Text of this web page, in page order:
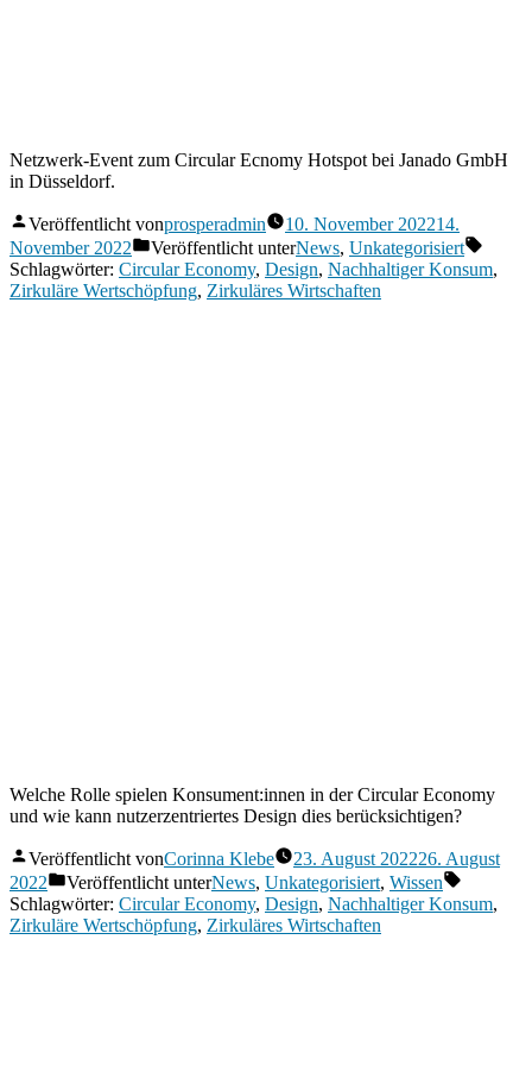
Netzwerk-Event zum Circular Ecnomy Hotspot bei Janado GmbH
in Düsseldorf.
Veröffentlicht vonprosperadmin 10. November 202214.
November 2022
Veröffentlicht unterNews, Unkategorisiert
Schlagwörter: Circular Economy, Design, Nachhaltiger Konsum,
Zirkuläre Wertschöpfung, Zirkuläres Wirtschaften
Welche Rolle spielen Konsument:innen in der Circular Economy
und wie kann nutzerzentriertes Design dies berücksichtigen?
Veröffentlicht vonCorinna Klebe 23. August 202226. August
2022
Veröffentlicht unterNews, Unkategorisiert, Wissen
Schlagwörter: Circular Economy, Design, Nachhaltiger Konsum,
Zirkuläre Wertschöpfung, Zirkuläres Wirtschaften